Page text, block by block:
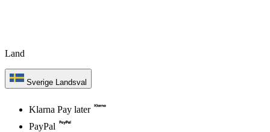
Land
Sverige Landsval
Klarna Pay later
PayPal